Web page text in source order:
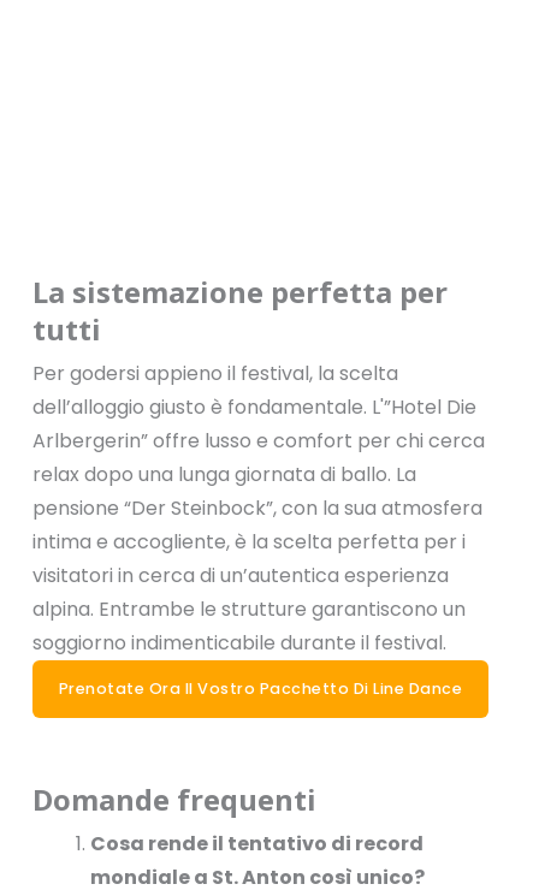
La sistemazione perfetta per
tutti
Per godersi appieno il festival, la scelta
dell’alloggio giusto è fondamentale. L'”Hotel Die
Arlbergerin” offre lusso e comfort per chi cerca
relax dopo una lunga giornata di ballo. La
pensione “Der Steinbock”, con la sua atmosfera
intima e accogliente, è la scelta perfetta per i
visitatori in cerca di un’autentica esperienza
alpina. Entrambe le strutture garantiscono un
soggiorno indimenticabile durante il festival.
Prenotate Ora Il Vostro Pacchetto Di Line Dance
Domande frequenti
Cosa rende il tentativo di record
mondiale a St. Anton così unico?